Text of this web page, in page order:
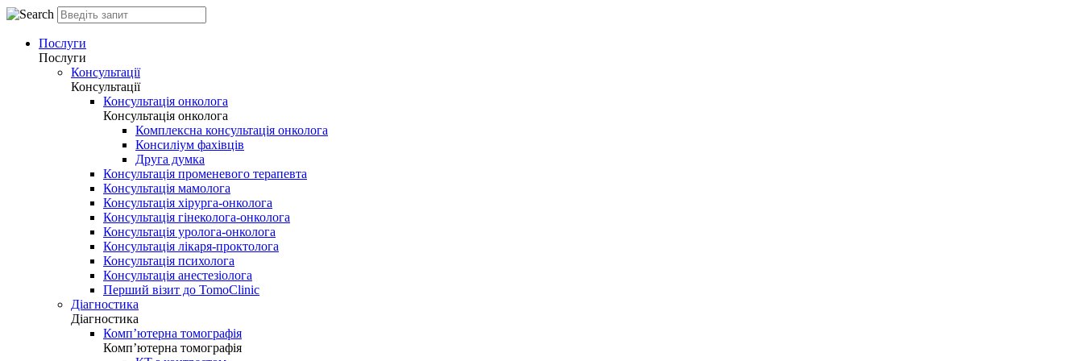
Послуги
Послуги
Консультації
Консультації
Консультація онколога
Консультація онколога
Комплексна консультація онколога
Консиліум фахівців
Друга думка
Консультація променевого терапевта
Консультація мамолога
Консультація хірурга-онколога
Консультація гінеколога-онколога
Консультація уролога-онколога
Консультація лікаря-проктолога
Консультація психолога
Консультація анестезіолога
Перший візит до TomoClinic
Діагностика
Діагностика
Комп’ютерна томографія
Комп’ютерна томографія